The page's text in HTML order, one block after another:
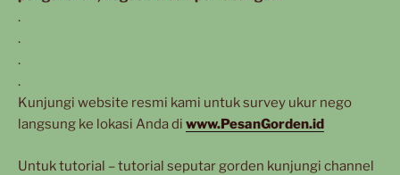
.
.
.
.
Kunjungi website resmi kami untuk survey ukur nego
langsung ke lokasi Anda di www.PesanGorden.id
Untuk tutorial – tutorial seputar gorden kunjungi channel